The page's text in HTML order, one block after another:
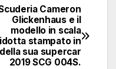
Cameron
Glickenhaus e il
modello in scala
stampato in
sua supercar
2019 SCG 004S.